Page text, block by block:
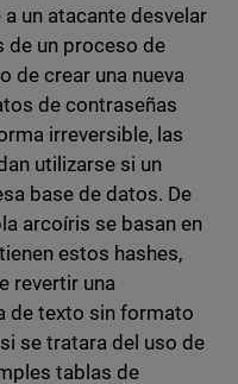
un atacante desvelar
de un proceso de
de crear una nueva
de contraseñas
irreversible, las
utilizarse si un
base de datos. De
arcoíris se basan en
estos hashes,
revertir una
de texto sin formato
se tratara del uso de
tablas de